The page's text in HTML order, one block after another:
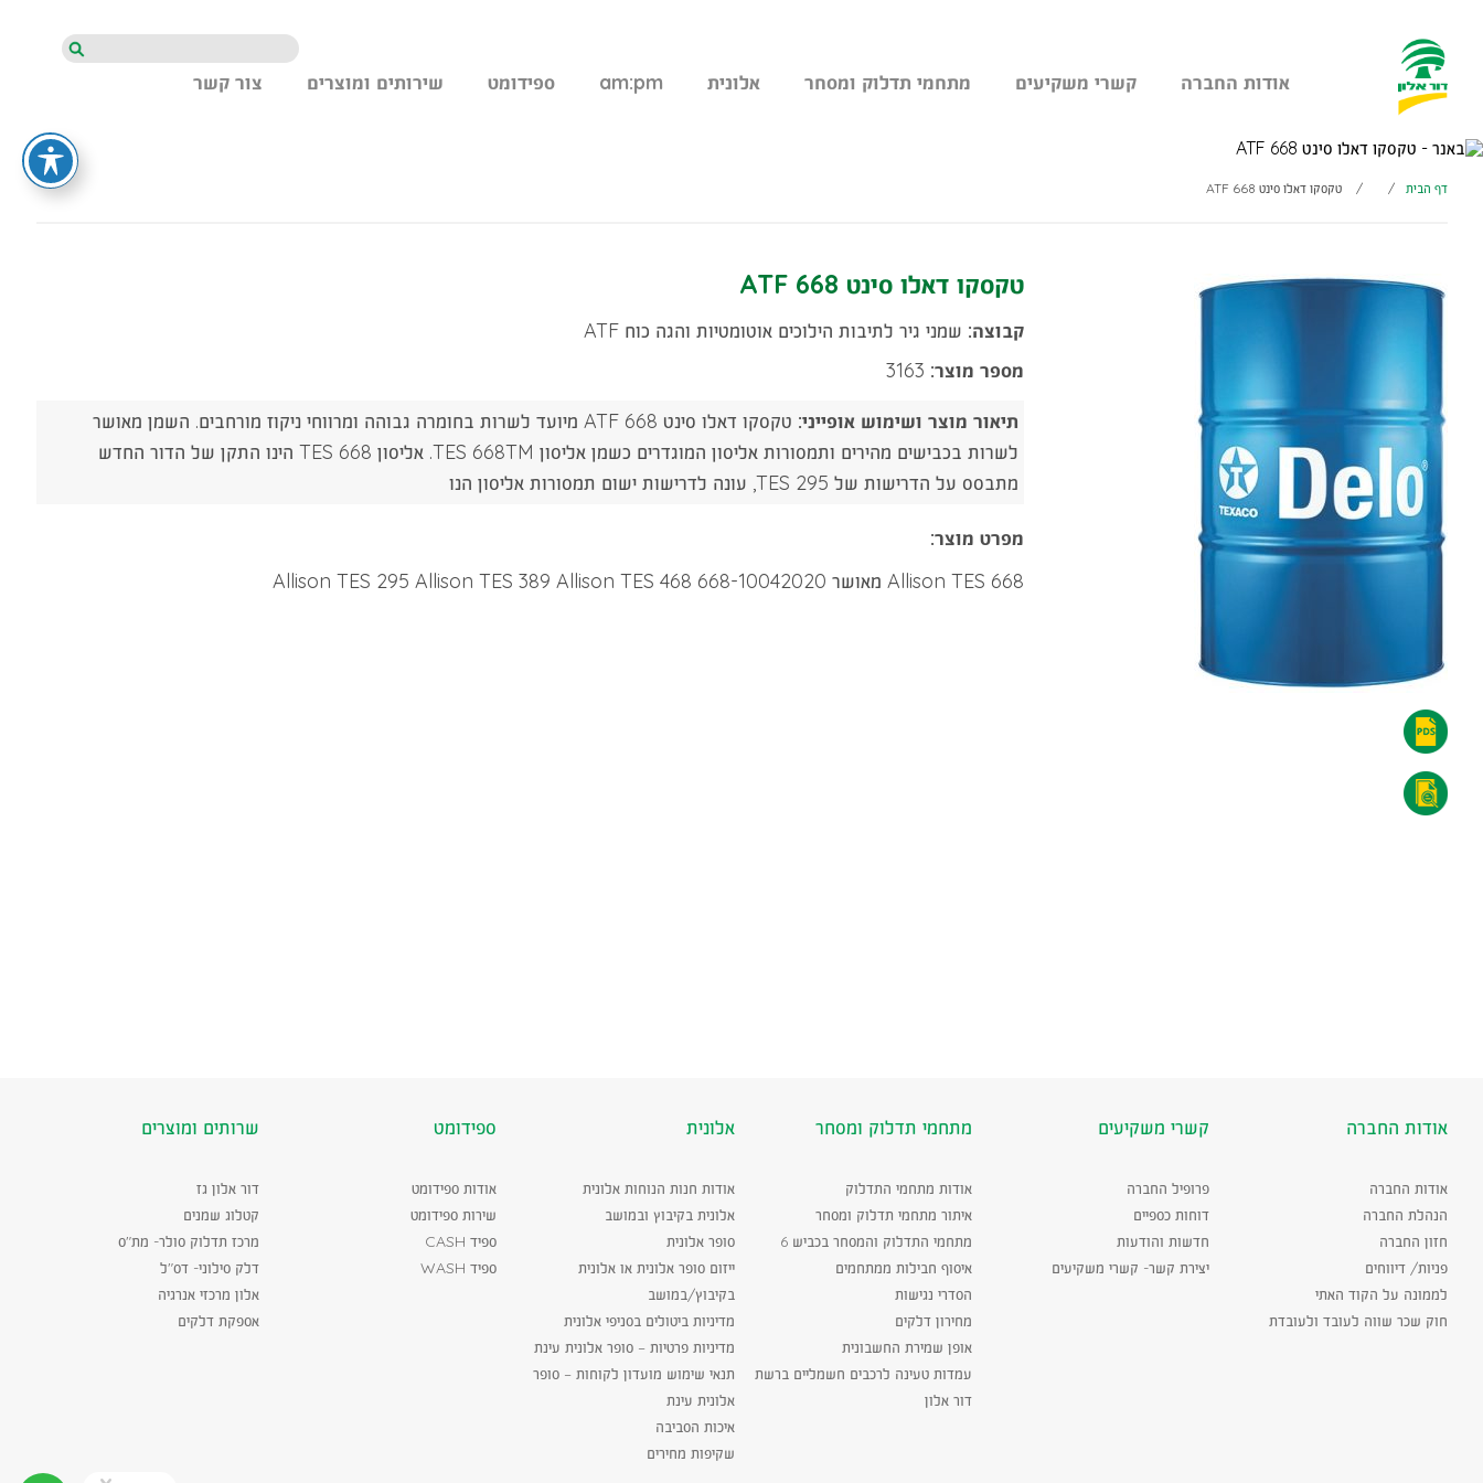
מעבר
מהיר
הראשי
אודות החברה קשרי משקיעים מתחמי תדלוק ומסחר אלונית am:pm ספידומט שירותים ומוצרים צור קשר
חיפוש
דף הבית /
/ טקסקו דאלו סינט ATF 668
טקסקו דאלו סינט ATF 668
קבוצה: שמני גיר לתיבות הילוכים אוטומטיות והגה כוח ATF
מספר מוצר:
תיאור מוצר ושימוש אופייני:
טקסקו דאלו סינט ATF 668 מיועד לשרות בחומרה גבוהה ומרווחי ניקוז מורחבים. השמן מאושר
לשרות בכבישים מהירים ותמסורות אליסון המוגדרים כשמן אליסון TES 668TM. אליסון TES 668 הינו התקן של הדור החדש
מתבסס על הדרישות של TES 295, עונה לדרישות ישום תמסורות אליסון הנו
מפרט מוצר:
Allison TES 668 מאושר 668-10042020 Allison TES 295 Allison TES 389 Allison TES 468
אודות החברה
אודות החברה
הנהלת החברה
חזון החברה
פניות/ דיווחים
לממונה על הקוד האתי
חוק שכר שווה לעובד ולעובדת
קשרי משקיעים
פרופיל החברה
דוחות כספיים
חדשות והודעות
יצירת קשר- קשרי משקיעים
מתחמי תדלוק ומסחר
אודות מתחמי התדלוק
איתור מתחמי תדלוק ומסחר
מתחמי התדלוק והמסחר בכביש 6
איסוף חבילות ממתחמים
הסדרי נגישות
מחירון דלקים
אופן שמירת החשבונית
עמדות טעינה לרכבים חשמליים ברשת
דור אלון
אלונית
אודות חנות הנוחות אלונית
אלונית בקיבוץ ובמושב
סופר אלונית
ייזום סופר אלונית או אלונית
בקיבוץ/במושב
מדיניות ביטולים בסניפי אלונית
מדיניות פרטיות – סופר אלונית עינת
תנאי שימוש מועדון לקוחות – סופר
אלונית עינת
איכות הסביבה
שקיפות מחירים
ספידומט
אודות ספידומט
שירות ספידומט
ספיד CASH
ספיד WASH
שרותים ומוצרים
דור אלון גז
קטלוג שמנים
מרכז תדלוק סולר- מת"ס
דלק סילוני- דס"ל
אלון מרכזי אנרגיה
אספקת דלקים